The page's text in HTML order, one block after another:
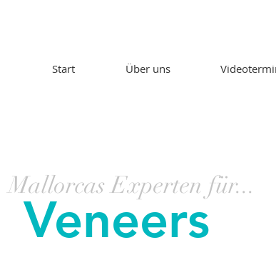
Start Über uns
Mallorcas Experten für...
Veneers